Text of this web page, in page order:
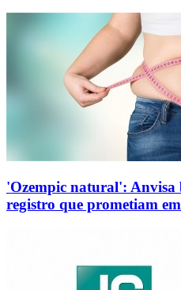
'Ozempic natural': Anvisa
registro que prometiam